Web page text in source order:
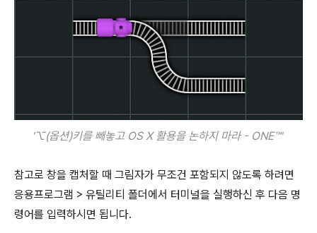
'⌥(옵션)키를 빼놓고 OS X 활용을 논하지 마라 - ONE™'
참고로 창을 캡처할 때 그림자가 무조건 포함되지 않도록 하려면
응용프로그램 > 유틸리티 폴더에서 터미널을 실행하신 후 다음 명
령어를 입력하시면 됩니다.